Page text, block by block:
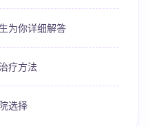
为你详细解答
疗方法
选择